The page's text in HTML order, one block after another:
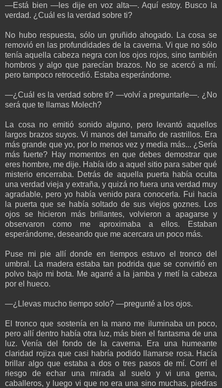
—Está bien —les dije en voz alta—. Aquí estoy. Busco la
verdad. ¿Cuál es la verdad sobre ti?
No hubo respuesta, sólo un gruñido ahogado. La cosa se
removió en las profundidades de la caverna. Vi que no sólo
tenía aquella cabeza negra con los ojos rojos, sino también
hombros y algo que parecían brazos. No se acercó a mí.
pero tampoco retrocedió. Estaba esperándome.
—¿Cuál es la verdad sobre ti? —volví a preguntarle—. ¿No
será que te llamas Molech?
La cosa no emitió sonido alguno, pero levantó aquellos
largos brazos suyos. Vi manos del tamaño de rastrillos. Era
más grande que yo, por lo menos vez y media más... ¿Sería
más fuerte? Hay momentos en que debes demostrar que
eres hombre, me dije. Había ido a aquel sitio para saber qué
misterio encerraba. Detrás de aquella puerta había oculta
una verdad vieja y extraña, y quizá no fuera una verdad muy
agradable, pero yo había venido para conocerla. Fui hacia
la puerta que se había soltado de sus viejos goznes. Los
ojos se hicieron más brillantes, volvieron a apagarse y
observaron como me aproximaba a ellos. Estaban
esperándome, deseando que me acercara un poco más.
Puse mi pie allí donde en tiempos estuvo el tronco del
umbral. La madera estaba tan podrida que se convirtió en
polvo bajo mi bota. Me agarré a la jamba y metí la cabeza
por el hueco.
—¿Llevas mucho tiempo solo? —pregunté a los ojos.
El tronco que sostenía en la mano me iluminaba un poco,
pero allí dentro había otra luz, más bien el fantasma de una
luz. Venía del fondo de la caverna. Era una humeante
claridad rojiza que casi habría podido llamarse rosa. Hacía
brillar algo que estaba a dos o tres pasos de mí. Corrí el
riesgo de echar una mirada al suelo y vi una gema,
caballeros, y luego vi que no era una sino muchas, piedras